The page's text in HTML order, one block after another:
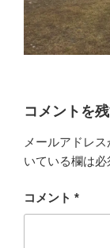
コメントを
メールアドレ
いている欄は
コメント *